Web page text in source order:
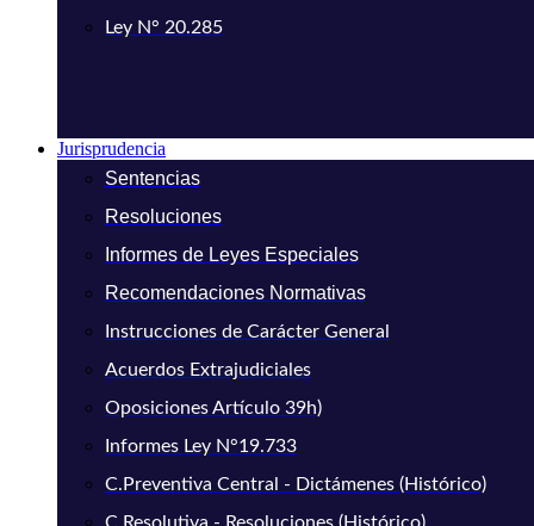
Ley N° 20.285
Jurisprudencia
Sentencias
Resoluciones
Informes de Leyes Especiales
Recomendaciones Normativas
Instrucciones de Carácter General
Acuerdos Extrajudiciales
Oposiciones Artículo 39h)
Informes Ley N°19.733
C.Preventiva Central - Dictámenes (Histórico)